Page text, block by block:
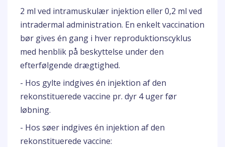
2 ml ved intramuskulær injektion eller 0,2 ml ved
intradermal administration. En enkelt vaccination
bør gives én gang i hver reproduktionscyklus
med henblik på beskyttelse under den
efterfølgende drægtighed.
- Hos gylte indgives én injektion af den
rekonstituerede vaccine pr. dyr 4 uger før
løbning.
- Hos søer indgives én injektion af den
rekonstituerede vaccine: